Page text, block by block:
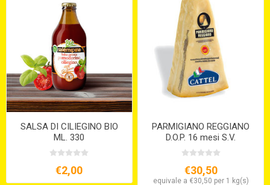
SALSA DI CILIEGINO BIO
ML. 330
€2,00
PARMIGIANO REGGIANO
D.O.P. 16 mesi S.V.
€30,50
equivale a €30,50 per 1 kg(s)